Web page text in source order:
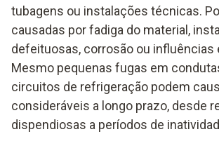
tubagens ou instalações técnicas.
causadas por fadiga do material,
defeituosas, corrosão ou influências
Mesmo pequenas fugas em
circuitos de refrigeração podem
consideráveis a longo prazo, desde
dispendiosas a períodos de